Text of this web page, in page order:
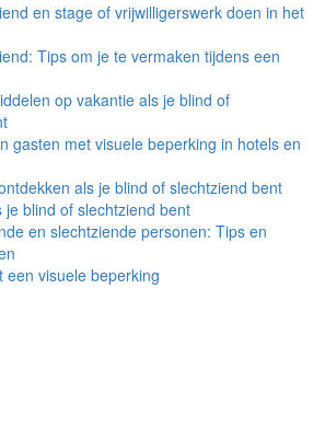
en stage of vrijwilligerswerk doen in het
Tips om je te vermaken tijdens een
op vakantie als je blind of
gasten met visuele beperking in hotels en
als je blind of slechtziend bent
je blind of slechtziend bent
en slechtziende personen: Tips en
een visuele beperking